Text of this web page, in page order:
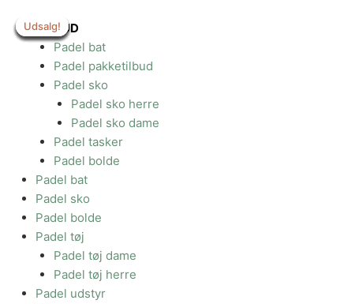
indholdet
TILBUD
Padel bat
Padel pakketilbud
Padel sko
Padel sko herre
Padel sko dame
Padel tasker
Padel bolde
Padel bat
Padel sko
Padel bolde
Padel tøj
Padel tøj dame
Padel tøj herre
Padel udstyr
Udsalg!
Udsalg!
Udsalg!
Udsalg!
Udsalg!
Udsalg!
Udsalg!
Udsalg!
Udsalg!